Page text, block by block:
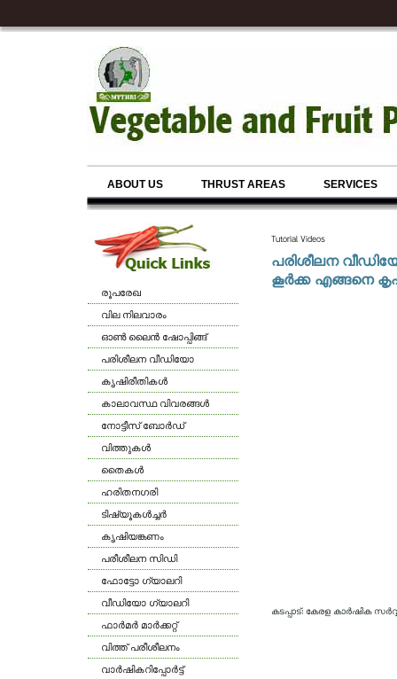
ABOUT US THRUST AREAS SERVICES
രൂപരേഖ
വില നിലവാരം
ഓണ്‍ ലൈന്‍ ഷോപ്പിങ്ങ്
പരിശീലന വീഡിയോ
കൃഷിരീതികള്‍
കാലാവസ്ഥ വിവരങ്ങള്‍
നോട്ടീസ് ബോര്‍ഡ്
വിത്തുകള്‍
തൈകള്‍
ഹരിതനഗരി
ടിഷ്യൂകള്‍ച്ചര്‍
കൃഷിയങ്കണം
പരീശീലന സിഡി
ഫോട്ടോ ഗ്യാലറി
വീഡിയോ ഗ്യാലറി
ഫാര്‍മര്‍ മാര്‍ക്കറ്റ്
വിത്ത് പരീശീലനം
വാര്‍ഷികറിപ്പോര്‍ട്ട്
Tutorial Videos
പരിശീലന
കൂർക്ക എങ്ങനെ
കടപ്പാട്: കേരള കാര്‍ഷിക